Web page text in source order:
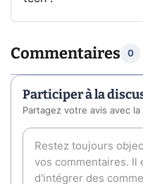
Commentaires 0
Participer à la
Partagez votre avis avec